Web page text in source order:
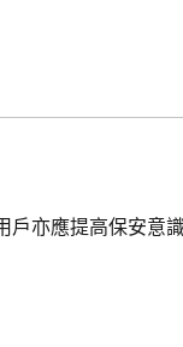
亦應提高保安意